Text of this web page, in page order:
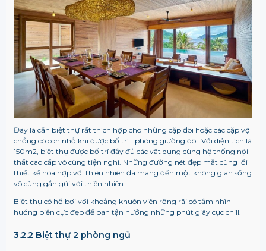
Đây là căn biệt thự rất thích hợp cho những cặp đôi hoặc các cặp vợ
chồng có con nhỏ khi được bố trí 1 phòng giường đôi. Với diện tích là
150m2, biệt thự được bố trí đầy đủ các vật dụng cùng hệ thống nội
thất cao cấp vô cùng tiện nghi. Những đường nét đẹp mắt cùng lối
thiết kế hòa hợp với thiên nhiên đã mang đến một không gian sống
vô cùng gần gũi với thiên nhiên.
Biệt thự có hồ bơi với khoảng khuôn viên rộng rãi có tầm nhìn
hướng biển cực đẹp để bạn tận hưởng những phút giây cực chill.
3.2.2 Biệt thự 2 phòng ngủ